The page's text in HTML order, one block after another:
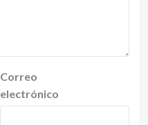
Correo
electrónico